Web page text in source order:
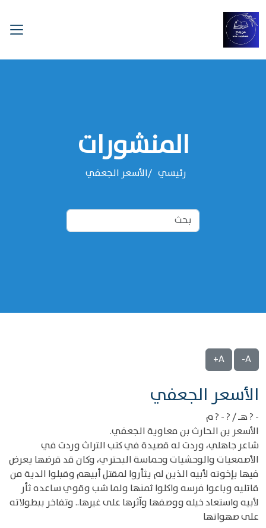
المنشورات
رئيسي ‌‌الأسعر الجعفي
A-
A+
‌‌الأسعر الجعفي
- ? هـ / ? - ? م
الأسعر بن الحارث بن معاوية الجعفي.
شاعر جاهلي، وردت له قصيدة في كتب التراث وردت في
الأصمعيات والوحشيات وحماسة البحتري، وكان قد قرضها يعرض
فيها بإخوته لأبيه الذين لم يثأروا لمقتل أبيهم وقبلوا الدية من
قاتليه وباعوا فرسه واكلوا ثمنها ولما شب وقوي ساعده ثأر
لأبيه واستعاد خيله ووصفها وآثرها على غيرها.. وتفاخر ببطولاته
على صهواتها